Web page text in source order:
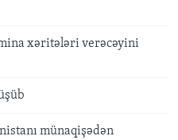
xəritələri verəcəyini
münaqişədən